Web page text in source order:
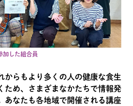
加した組合員
からもより多くの人の健康な食生
ため、さまざまなかたちで情報発
あなたも各地域で開催される講座